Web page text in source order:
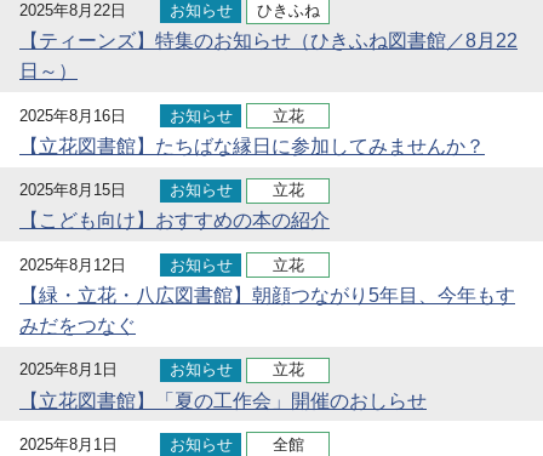
2025年8月22日 お知らせ ひきふね
【ティーンズ】特集のお知らせ（ひきふね図書館／8月22
日～）
2025年8月16日 お知らせ 立花
【立花図書館】たちばな縁日に参加してみませんか？
2025年8月15日 お知らせ 立花
【こども向け】おすすめの本の紹介
2025年8月12日 お知らせ 立花
【緑・立花・八広図書館】朝顔つながり5年目、今年もす
みだをつなぐ
2025年8月1日 お知らせ 立花
【立花図書館】「夏の工作会」開催のおしらせ
2025年8月1日 お知らせ 全館